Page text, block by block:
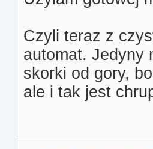
Czyli teraz z
automat. Jedyny
skorki od gory,
ale i tak jest